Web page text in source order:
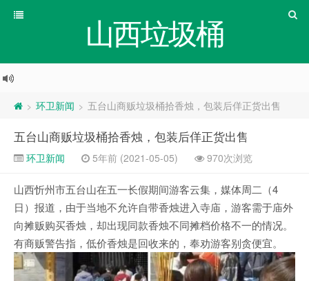
山西垃圾桶
> 环卫新闻 > 五台山商贩垃圾桶拾香烛，包装后佯正货出售
五台山商贩垃圾桶拾香烛，包装后佯正货出售
环卫新闻 5年前 (2021-05-05) 970次浏览
山西忻州市五台山在五一长假期间游客云集，媒体周二（4
日）报道，由于当地不允许自带香烛进入寺庙，游客需于庙外
向摊贩购买香烛，却出现同款香烛不同摊档价格不一的情况。
有商贩警告指，低价香烛是回收来的，奉劝游客别贪便宜。